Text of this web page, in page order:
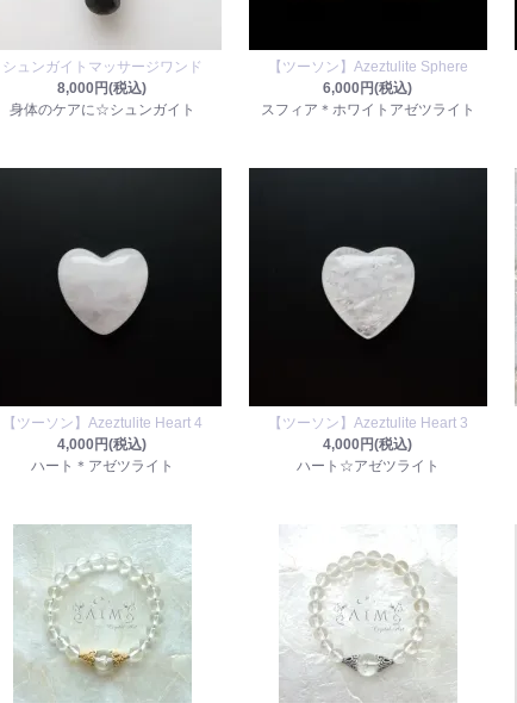
シュンガイトマッサージワンド
8,000円(税込)
身体のケアに☆シュンガイト
【ツーソン】Azeztulite Sphere
6,000円(税込)
スフィア＊ホワイトアゼツライト
【ツーソン】Azeztulite Heart 4
4,000円(税込)
ハート＊アゼツライト
【ツーソン】Azeztulite Heart 3
4,000円(税込)
ハート☆アゼツライト